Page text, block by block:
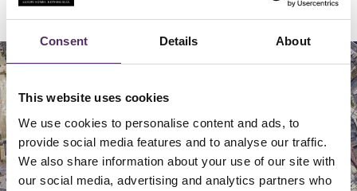
Consent Details About
This website uses cookies
We use cookies to personalise content and ads, to
provide social media features and to analyse our traffic.
We also share information about your use of our site with
our social media, advertising and analytics partners who
Map Satellite